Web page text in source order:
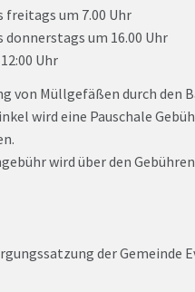
freitags um 7.00 Uhr
um 16.00 Uhr
Uhr
von Müllgefäßen durch den
wird eine Pauschale
wird über den
der Gemeinde